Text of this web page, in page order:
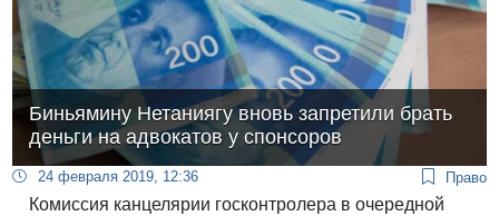
Биньямину Нетаниягу вновь запретили брать
деньги на адвокатов у спонсоров
24 февраля 2019, 12:36 Право
Комиссия канцелярии госконтролера в очередной